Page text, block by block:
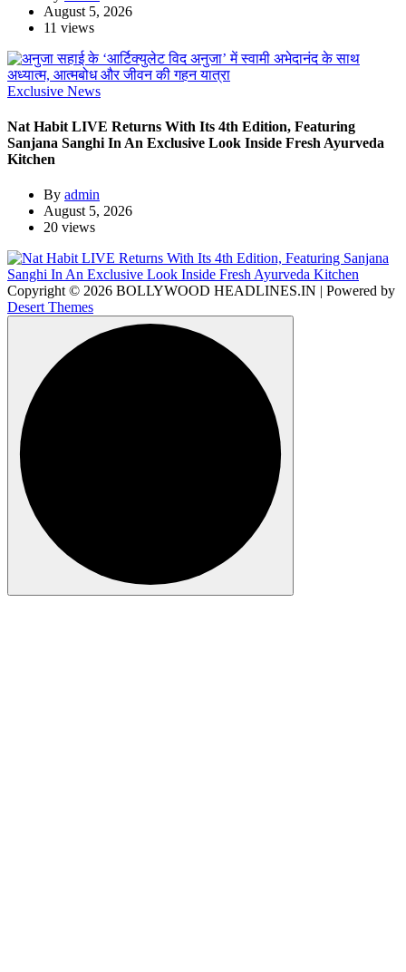
August 5, 2026
11 views
Exclusive News
Nat Habit LIVE Returns With Its 4th Edition, Featuring
Sanjana Sanghi In An Exclusive Look Inside Fresh Ayurveda
Kitchen
By admin
August 5, 2026
20 views
Copyright © 2026 BOLLYWOOD HEADLINES.IN | Powered by
Desert Themes